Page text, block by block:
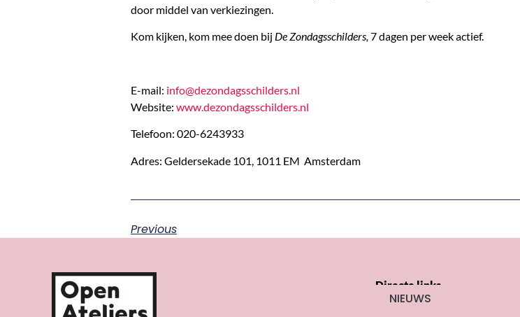
door middel van verkiezingen.
Kom kijken, kom mee doen bij De Zondagsschilders,7 dagen per week actief.
E-mail: info@dezondagsschilders.nl
Website: www.dezondagsschilders.nl
Telefoon: 020-6243933
Adres: Geldersekade 101, 1011 EM Amsterdam
Previous
Directe links
NIEUWS